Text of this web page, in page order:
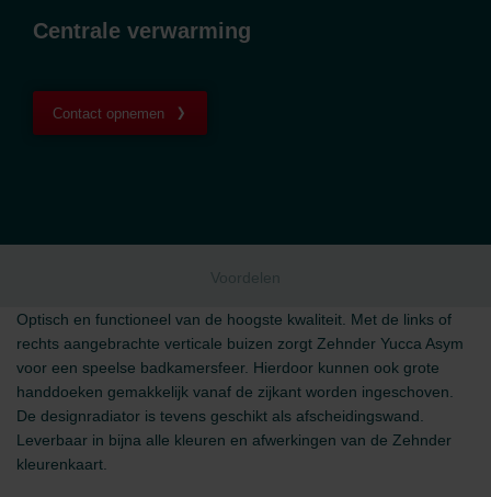
Centrale verwarming
Contact opnemen
Voordelen
Optisch en functioneel van de hoogste kwaliteit. Met de links of
rechts aangebrachte verticale buizen zorgt Zehnder Yucca Asym
voor een speelse badkamersfeer. Hierdoor kunnen ook grote
handdoeken gemakkelijk vanaf de zijkant worden ingeschoven.
De designradiator is tevens geschikt als afscheidingswand.
Leverbaar in bijna alle kleuren en afwerkingen van de Zehnder
kleurenkaart.